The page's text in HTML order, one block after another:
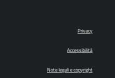
Privacy
Accessibilità
Note legali e copyright